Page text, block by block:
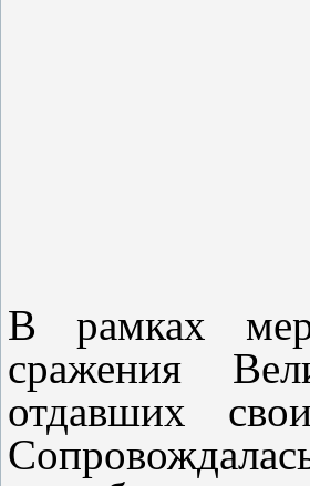
В рамках
сражения
отдавших